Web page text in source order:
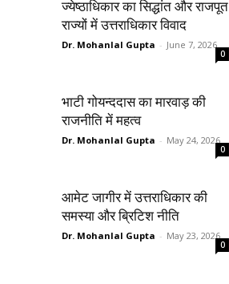
ज्येष्ठाधिकार का सिद्धांत और राजपूत
राज्यों में उत्तराधिकार विवाद
Dr. Mohanlal Gupta - June 7, 2026
0
भाटी गोयन्ददास का मारवाड़ की
राजनीति में महत्व
Dr. Mohanlal Gupta - May 24, 2026
0
आमेट जागीर में उत्तराधिकार की
समस्या और ब्रिटिश नीति
Dr. Mohanlal Gupta - May 23, 2026
0